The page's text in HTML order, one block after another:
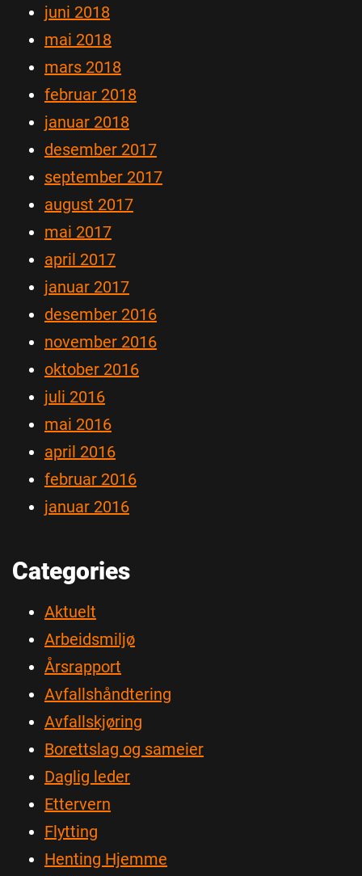
juni 2018
mai 2018
mars 2018
februar 2018
januar 2018
desember 2017
september 2017
august 2017
mai 2017
april 2017
januar 2017
desember 2016
november 2016
oktober 2016
juli 2016
mai 2016
april 2016
februar 2016
januar 2016
Categories
Aktuelt
Arbeidsmiljø
Årsrapport
Avfallshåndtering
Avfallskjøring
Borettslag og sameier
Daglig leder
Ettervern
Flytting
Henting Hjemme